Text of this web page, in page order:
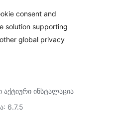
consent and
solution supporting
global privacy
აქტიური ინსტალაცია
6.7.5